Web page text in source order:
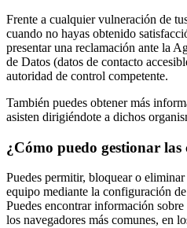
Frente a cualquier vulneración de
cuando no hayas obtenido
presentar una reclamación ante la
de Datos (datos de contacto
autoridad de control competente.
También puedes obtener más
asisten dirigiéndote a dichos
¿Cómo puedo gestionar las
Puedes permitir, bloquear o
equipo mediante la configuración
Puedes encontrar información
los navegadores más comunes, en